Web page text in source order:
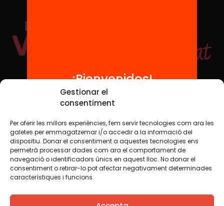
Gestionar el
consentiment
Per oferir les millors experiències, fem servir tecnologies com ara les
galetes per emmagatzemar i/o accedir a la informació del
dispositiu. Donar el consentiment a aquestes tecnologies ens
permetrà processar dades com ara el comportament de
navegació o identificadors únics en aquest lloc. No donar el
consentiment o retirar-lo pot afectar negativament determinades
característiques i funcions.
Redes sociales
TWT YTB IG FB IN
Aviso legalPolítica de cookies
Creemos que el conocimiento debe compartirse. Por eso
¡Bienvenidos!